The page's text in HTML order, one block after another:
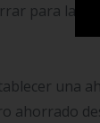
para la
una
ahorrado